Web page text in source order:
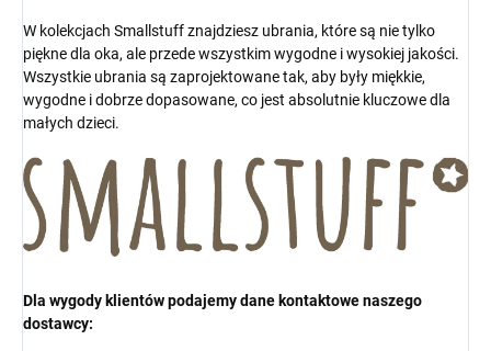
W kolekcjach Smallstuff znajdziesz ubrania, które są nie tylko
piękne dla oka, ale przede wszystkim wygodne i wysokiej jakości.
Wszystkie ubrania są zaprojektowane tak, aby były miękkie,
wygodne i dobrze dopasowane, co jest absolutnie kluczowe dla
małych dzieci.
Dla wygody klientów podajemy dane kontaktowe naszego
dostawcy: